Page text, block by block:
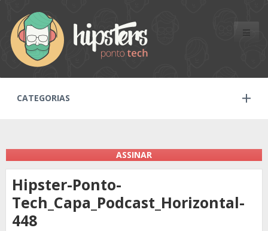
Toggle
CATEGORIAS
ASSINAR
Hipster-Ponto-
Tech_Capa_Podcast_Horizontal-
448